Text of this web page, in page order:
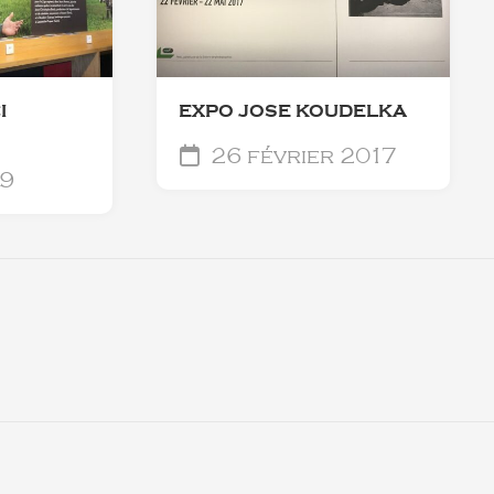
EXPO JOSE KOUDELKA
26 février 2017